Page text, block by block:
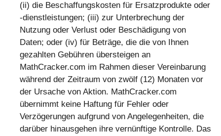
(ii) die Beschaffungskosten für Ersatzprodukte oder
-dienstleistungen; (iii) zur Unterbrechung der
Nutzung oder Verlust oder Beschädigung von
Daten; oder (iv) für Beträge, die die von Ihnen
gezahlten Gebühren übersteigen an
MathCracker.com im Rahmen dieser Vereinbarung
während der Zeitraum von zwölf (12) Monaten vor
der Ursache von Aktion. MathCracker.com
übernimmt keine Haftung für Fehler oder
Verzögerungen aufgrund von Angelegenheiten, die
darüber hinausgehen ihre vernünftige Kontrolle. Das